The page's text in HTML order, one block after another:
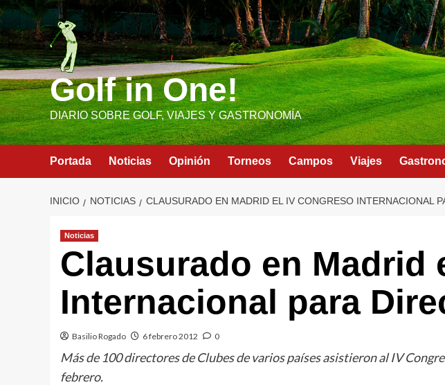
Saltar
al
contenido
Golf in One!
DIARIO SOBRE GOLF, VIAJES Y GASTRONOMÍA
Portada Noticias Opinión Torneos Campos Viajes
INICIO NOTICIAS CLAUSURADO EN MADRID EL IV CONGRESO INTERNACIONAL
Noticias
Clausurado en Madrid
Internacional para
Basilio Rogado 6 febrero 2012 0
Más de 100 directores de Clubes de varios países asistieron al IV
febrero.